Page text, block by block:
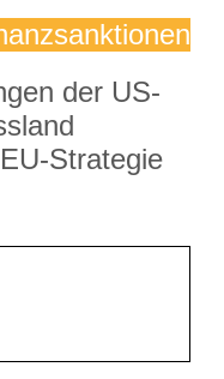
der US-
Strategie